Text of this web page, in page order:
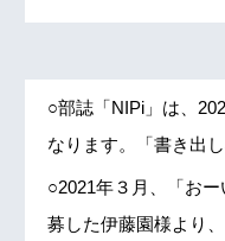
○部誌「NIPi」は、
なります。「書き出
○2021年３月、「お
募した伊藤園様より